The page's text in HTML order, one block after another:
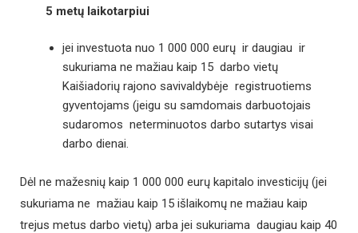
5 metų laikotarpiui
jei investuota nuo 1 000 000 eurų ir daugiau ir
sukuriama ne mažiau kaip 15 darbo vietų
Kaišiadorių rajono savivaldybėje registruotiems
gyventojams (jeigu su samdomais darbuotojais
sudaromos neterminuotos darbo sutartys visai
darbo dienai.
Dėl ne mažesnių kaip 1 000 000 eurų kapitalo investicijų (jei
sukuriama ne mažiau kaip 15 išlaikomų ne mažiau kaip
trejus metus darbo vietų) arba jei sukuriama daugiau kaip 40